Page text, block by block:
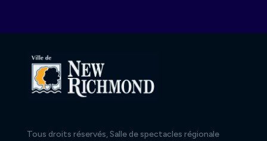
Tous droits réservés, Salle de spectacles régionale